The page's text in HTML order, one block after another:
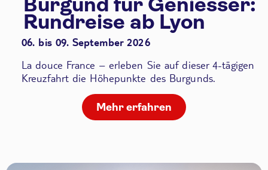
Rundreise ab Lyon
06. bis 09. September 2026
La douce France – erleben Sie auf dieser 4-tägigen
Kreuzfahrt die Höhepunkte des Burgunds.
Mehr erfahren